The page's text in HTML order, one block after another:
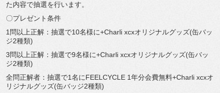
た内容で抽選を行います。
〇プレゼント条件
1問以上正解：抽選で10名様に+Charli xcxオリジナルグッズ(缶バッ
ジ2種類)
3問以上正解：抽選で9名様に+Charli xcxオリジナルグッズ(缶バッ
ジ2種類)
全問正解者：抽選で1名にFEELCYCLE 1年分会費無料+Charli xcxオ
リジナルグッズ(缶バッジ2種類)